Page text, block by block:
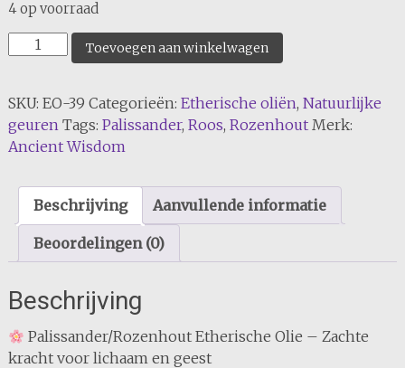
4 op voorraad
Palissander
Etherische
-
10ml
aantal
Toevoegen aan winkelwagen
SKU: EO-39 Categorieën: Etherische oliën, Natuurlijke
geuren Tags: Palissander, Roos, Rozenhout Merk:
Ancient Wisdom
Beschrijving Aanvullende informatie
Beoordelingen (0)
Beschrijving
Palissander/Rozenhout Etherische Olie – Zachte
kracht voor lichaam en geest